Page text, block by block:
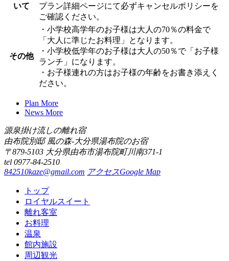
いて
プラン詳細ページにて必ずキャンセルポリシーを
ご確認ください。
その他
・小学校高学年のお子様は大人の70％の料金で
「大人に準じたお料理」となります。
・小学校低学年のお子様は大人の50％で「お子様
ランチ」になります。
・お子様連れの方はお子様の年齢をお書き添えく
ださい。
Plan More
News More
源泉掛け流しの離れ宿
由布院別邸 風の森-大分県湯布院のお宿
〒879-5103 大分県由布市湯布院町川南371-1
tel 0977-84-2510
842510kaze@gmail.com アクセスGoogle Map
トップ
ロイヤルスイート
離れ客室
お料理
温泉
館内施設
周辺観光